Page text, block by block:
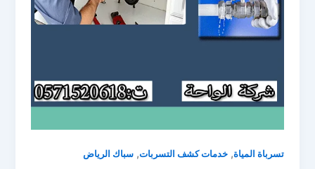
تسرباة المياة,خدمات كشف التسربات,سباك الرياض